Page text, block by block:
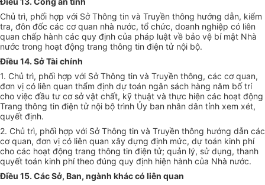
Chủ trì, phối hợp với Sở Thông tin và Truyền thông hướng dẫn, kiểm
tra, đôn đốc các cơ quan nhà nước, tổ chức, doanh nghiệp có liên
quan chấp hành các quy định của pháp luật về bảo vệ bí mật Nhà
nước trong hoạt động trang thông tin điện tử nội bộ.
Điều 14. Sở Tài chính
1. Chủ trì, phối hợp với Sở Thông tin và Truyền thông, các cơ quan,
đơn vị có liên quan thẩm định dự toán ngân sách hàng năm bố trí
cho việc đầu tư cơ sở vật chất, kỹ thuật và thực hiện các hoạt động
Trang thông tin điện tử nội bộ trình Ủy ban nhân dân tỉnh xem xét,
quyết định.
2. Chủ trì, phối hợp với Sở Thông tin và Truyền thông hướng dẫn các
cơ quan, đơn vị có liên quan xây dựng định mức, dự toán kinh phí
cho các hoạt động trang thông tin điện tử; quản lý, sử dụng, thanh
quyết toán kinh phí theo đúng quy định hiện hành của Nhà nước.
Điều 15. Các Sở, Ban, ngành khác có liên quan